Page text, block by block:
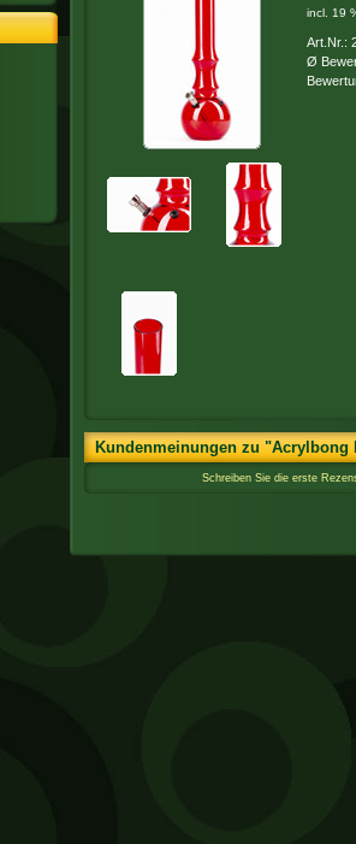
incl. 19
Art.Nr.:
Ø
Kundenmeinungen zu "Acrylbong
Schreiben Sie die erste